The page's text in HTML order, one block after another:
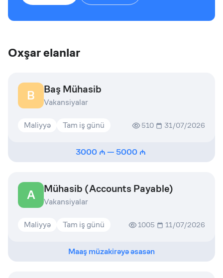
Oxşar elanlar
B Baş Mühasib
Vakansiyalar
Maliyyə Tam iş günü 510 31/07/2026
3000 — 5000
A Mühasib (Accounts Payable)
Vakansiyalar
Maliyyə Tam iş günü 1005 11/07/2026
Maaş müzakirəyə əsasən